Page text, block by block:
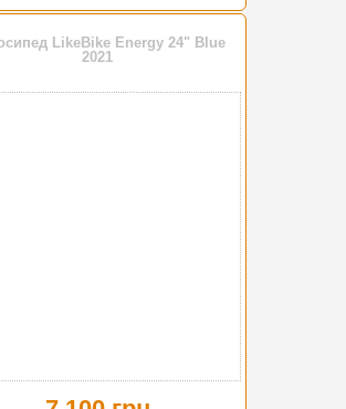
LikeBike Energy 24" Blue
2021